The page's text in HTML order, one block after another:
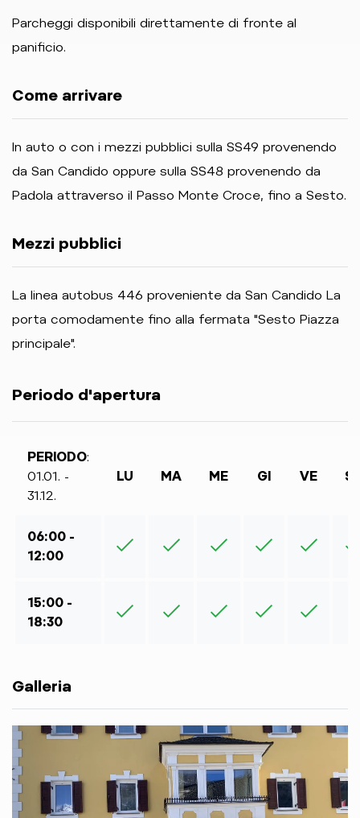
Parcheggi disponibili direttamente di fronte al
panificio.
Come arrivare
In auto o con i mezzi pubblici sulla SS49 provenendo
da San Candido oppure sulla SS48 provenendo da
Padola attraverso il Passo Monte Croce, fino a Sesto.
Mezzi pubblici
La linea autobus 446 proveniente da San Candido La
porta comodamente fino alla fermata "Sesto Piazza
principale".
Periodo d'apertura
PERIODO:
01.01. -
31.12.
LU MA ME GI VE
06:00 -
12:00
15:00 -
18:30
Galleria